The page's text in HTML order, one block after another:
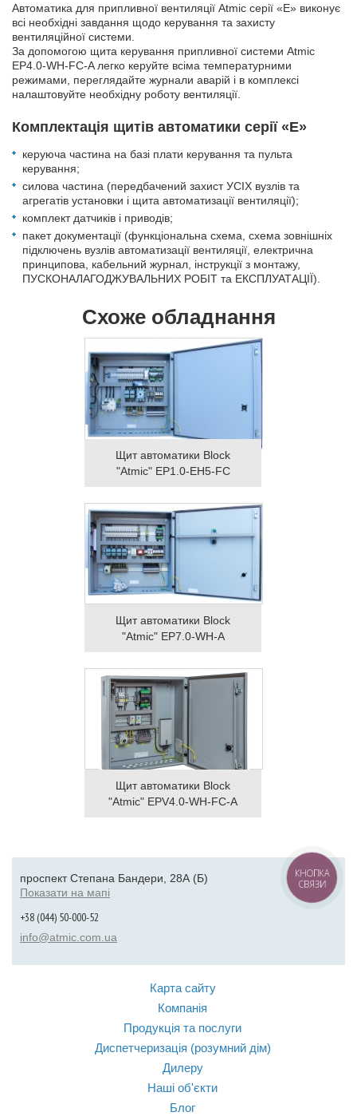
Автоматика для припливної вентиляції Atmiс серії «Е» виконує
всі необхідні завдання щодо керування та захисту
вентиляційної системи.
За допомогою щита керування припливної системи Atmic
EP4.0-WH-FC-A легко керуйте всіма температурними
режимами, переглядайте журнали аварій і в комплексі
налаштовуйте необхідну роботу вентиляції.
Комплектація щитів автоматики серії «Е»
керуюча частина на базі плати керування та пульта
керування;
силова частина (передбачений захист УСІХ вузлів та
агрегатів установки і щита автоматизації вентиляції);
комплект датчиків і приводів;
пакет документації (функціональна схема, схема зовнішніх
підключень вузлів автоматизації вентиляції, електрична
принципова, кабельний журнал, інструкції з монтажу,
ПУСКОНАЛАГОДЖУВАЛЬНИХ РОБІТ та ЕКСПЛУАТАЦІЇ).
Схоже обладнання
Щит автоматики Block
"Atmic" EP1.0-EH5-FC
Щит автоматики Block
"Atmic" EP7.0-WH-A
Щит автоматики Block
"Atmic" EPV4.0-WH-FC-A
проспект Степана Бандери, 28А (Б)
Показати на мапі
+38 (044) 50-000-52
info@atmic.com.ua
Карта сайту
Компанія
Продукція та послуги
Диспетчеризація (розумний дім)
Дилеру
Наші об'єкти
Блог
КНОПКА
СВЯЗИ